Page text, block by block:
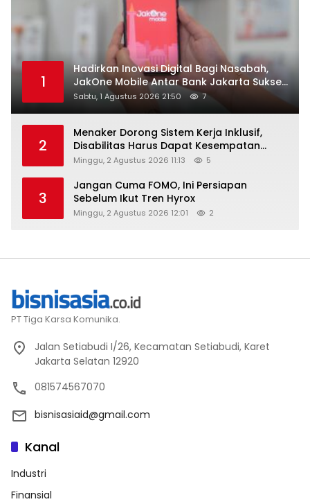
1
Hadirkan Inovasi Digital Bagi Nasabah,
JakOne Mobile Antar Bank Jakarta Sukses
Raih Digital Excellence Awards 2026
Sabtu, 1 Agustus 2026 21:50 7
2
Menaker Dorong Sistem Kerja Inklusif,
Disabilitas Harus Dapat Kesempatan
Setara
Minggu, 2 Agustus 2026 11:13 5
3
Jangan Cuma FOMO, Ini Persiapan
Sebelum Ikut Tren Hyrox
Minggu, 2 Agustus 2026 12:01 2
PT Tiga Karsa Komunika.
Jalan Setiabudi I/26, Kecamatan Setiabudi, Karet
Jakarta Selatan 12920
081574567070
bisnisasiaid@gmail.com
Kanal
Industri
Finansial